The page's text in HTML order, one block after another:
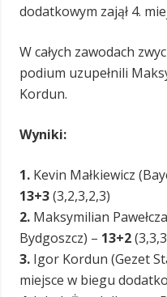
dodatkowym zajął 4.
W całych zawodach
podium uzupełnili
Kordun.
Wyniki:
1. Kevin Małkiewicz
13+3(3,2,3,2,3)
2. Maksymilian
Bydgoszcz) – 13+2
3. Igor Kordun (Gezet
miejsce w biegu